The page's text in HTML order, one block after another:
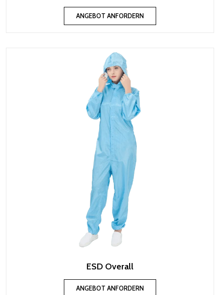
ANGEBOT ANFORDERN
ESD Overall
ANGEBOT ANFORDERN